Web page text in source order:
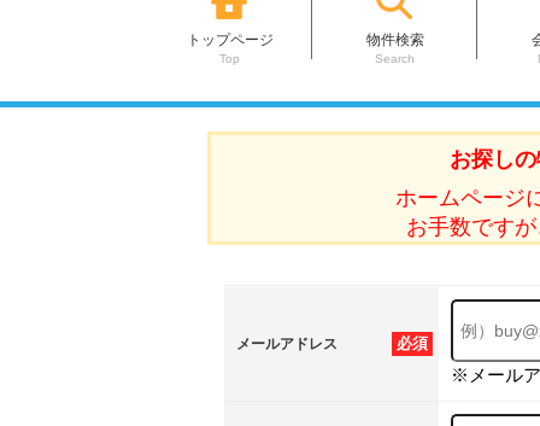
トップページ
Top
物件検索
Search
お探し
ホームページ
お手数です
必須
メールアドレス
※メール